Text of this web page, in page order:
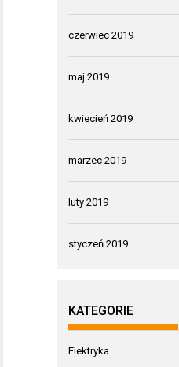
czerwiec 2019
maj 2019
kwiecień 2019
marzec 2019
luty 2019
styczeń 2019
KATEGORIE
Elektryka